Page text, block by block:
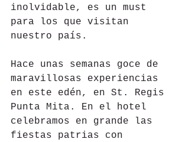
inolvidable, es un must
para los que visitan
nuestro país.
Hace unas semanas goce de
maravillosas experiencias
en este edén, en St. Regis
Punta Mita. En el hotel
celebramos en grande las
fiestas patrias con